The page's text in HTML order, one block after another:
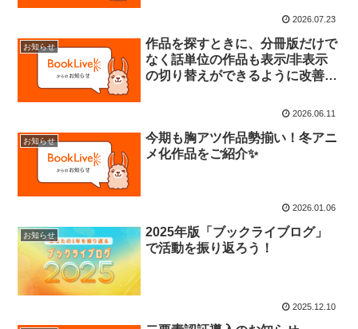
2026.07.23
お知らせ
作品を探すときに、分冊版だけで
なく話単位の作品も表示/非表示
の切り替えができるように改善し
2026.06.11
お知らせ
今期も胸アツ作品勢揃い！冬アニ
メ化作品をご紹介✨
2026.01.06
お知らせ
2025年版「ブックライブログ」
で活動を振り返ろう！
2025.12.10